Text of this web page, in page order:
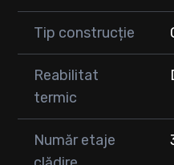
Tip construcție
Reabilitat
termic
Număr etaje